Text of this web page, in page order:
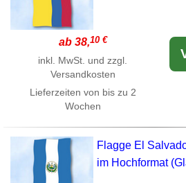
ab 38,10 €
inkl. MwSt. und zzgl.
Versandkosten
Lieferzeiten von bis zu 2
Wochen
Flagge El
im Hochformat